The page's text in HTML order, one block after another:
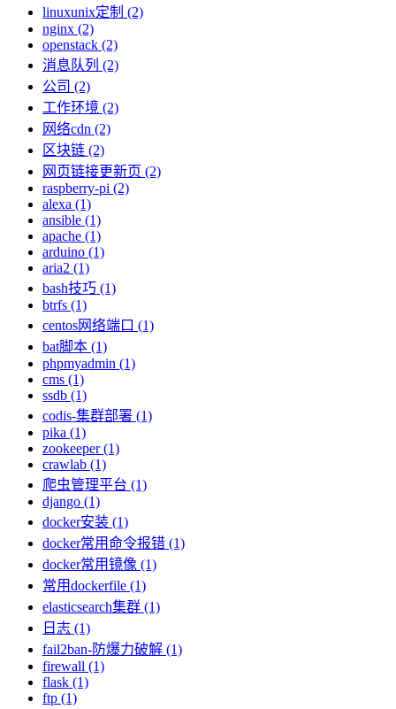
linuxunix定制 (2)
nginx (2)
openstack (2)
消息队列 (2)
公司 (2)
工作环境 (2)
网络cdn (2)
区块链 (2)
网页链接更新页 (2)
raspberry-pi (2)
alexa (1)
ansible (1)
apache (1)
arduino (1)
aria2 (1)
bash技巧 (1)
btrfs (1)
centos网络端口 (1)
bat脚本 (1)
phpmyadmin (1)
cms (1)
ssdb (1)
codis-集群部署 (1)
pika (1)
zookeeper (1)
crawlab (1)
爬虫管理平台 (1)
django (1)
docker安装 (1)
docker常用命令报错 (1)
docker常用镜像 (1)
常用dockerfile (1)
elasticsearch集群 (1)
日志 (1)
fail2ban-防爆力破解 (1)
firewall (1)
flask (1)
ftp (1)